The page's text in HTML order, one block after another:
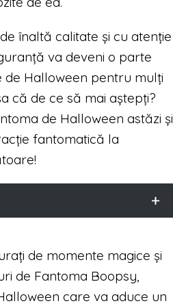
înaltă calitate și cu atenție
va deveni o parte
Halloween pentru mulți
că de ce să mai aștepți?
de Halloween astăzi și
fantomatică la
de momente magice și
de Fantoma Boopsy,
care va aduce un